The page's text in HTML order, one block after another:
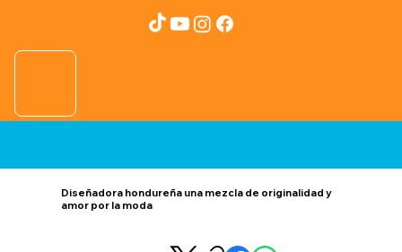
Diseñadora hondureña una mezcla de originalidad y
amor por la moda